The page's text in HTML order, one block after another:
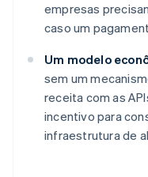
empresas
caso um
Um modelo
sem um
receita com as
incentivo para
infraestrutura de